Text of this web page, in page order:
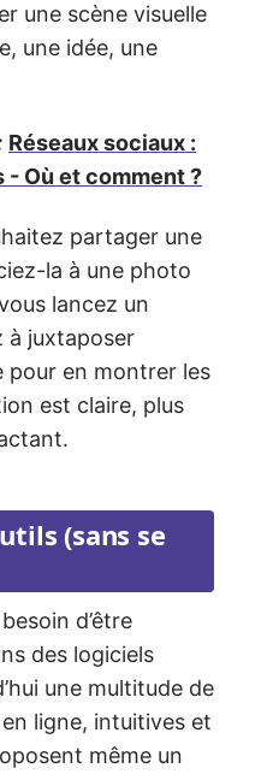
une scène visuelle
une idée, une
Réseaux sociaux :
Où et comment ?
partager une
la à une photo
lancez un
à juxtaposer
pour en montrer les
est claire, plus
(sans se
d’être
des logiciels
une multitude de
ligne, intuitives et
même un